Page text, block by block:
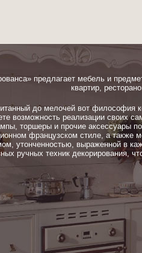
предлагает мебель и
квартир,
до мелочей вот философия
возможность реализации своих
торшеры и прочие аксессуары
французском стиле, а также
утонченностью, выраженной в
ручных техник декорирования,